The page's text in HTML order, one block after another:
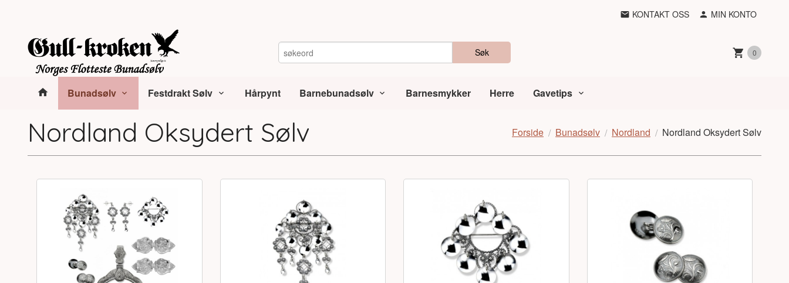
KONTAKT OSS MIN KONTO
Søk 0
Produkter
Bunadsølv Festdrakt Sølv Hårpynt Barnebunadsølv Barnesmykker Herre Gavetips
Forside Bunadsølv Nordland Nordland Oksydert Sølv
Nordland Oksydert Sølv